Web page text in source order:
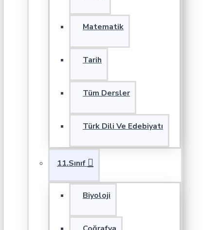
Matematik
Tarih
Tüm Dersler
Türk Dili Ve Edebiyatı
11.Sınıf
Biyoloji